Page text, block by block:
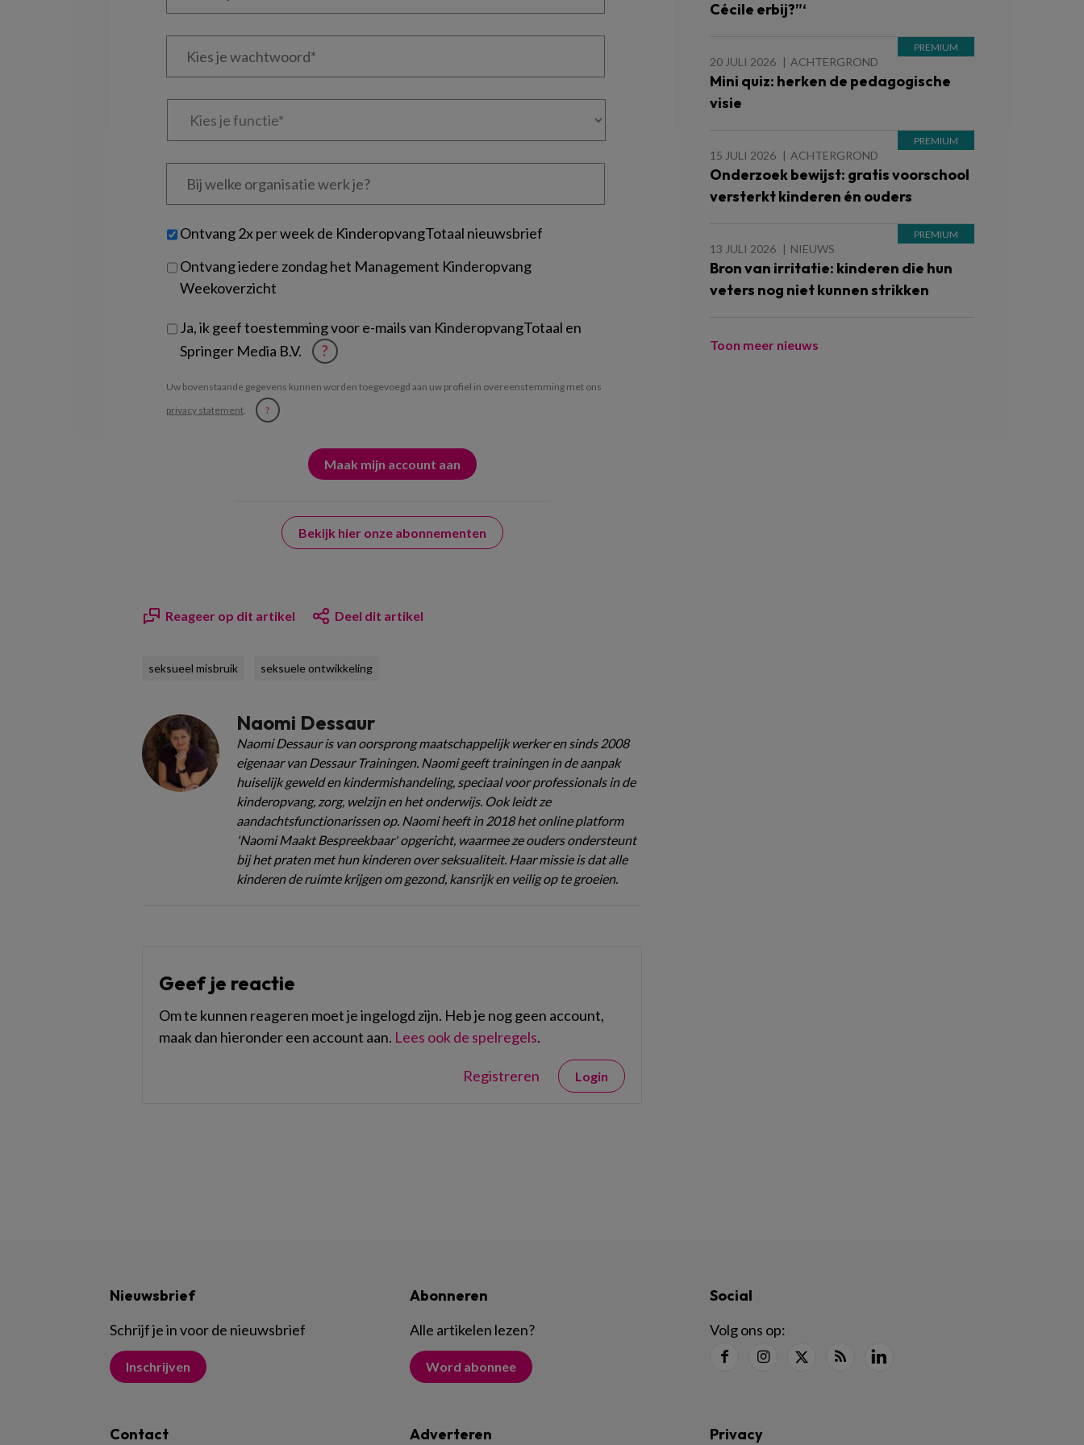
Kies
Kies
Bij
welke
je?
Untitled
Ontvang 2x per week de KinderopvangTotaal nieuwsbrief
Ontvang iedere zondag het Management Kinderopvang
Weekoverzicht
Ja, ik geef toestemming voor e-mails van KinderopvangTotaal en
Springer Media B.V.
?
Uw bovenstaande gegevens kunnen worden toegevoegd aan uw profiel in overeenstemming met ons
privacy statement. ?
Bekijk hier onze abonnementen
Reageer op dit artikel Deel dit artikel
seksueel misbruik seksuele ontwikkeling
Naomi Dessaur
Naomi Dessaur is van oorsprong maatschappelijk werker en sinds 2008
eigenaar van Dessaur Trainingen. Naomi geeft trainingen in de aanpak
huiselijk geweld en kindermishandeling, speciaal voor professionals in de
kinderopvang, zorg, welzijn en het onderwijs. Ook leidt ze
aandachtsfunctionarissen op. Naomi heeft in 2018 het online platform
'Naomi Maakt Bespreekbaar' opgericht, waarmee ze ouders ondersteunt
bij het praten met hun kinderen over seksualiteit. Haar missie is dat alle
kinderen de ruimte krijgen om gezond, kansrijk en veilig op te groeien.
Geef je reactie
Om te kunnen reageren moet je ingelogd zijn. Heb je nog geen account,
maak dan hieronder een account aan. Lees ook de spelregels.
Registreren Login
Cécile erbij?”‘
20 JULI 2026 ACHTERGROND
Mini quiz: herken de pedagogische
visie
15 JULI 2026 ACHTERGROND
Onderzoek bewijst: gratis voorschool
versterkt kinderen én ouders
13 JULI 2026 NIEUWS
Bron van irritatie: kinderen die hun
veters nog niet kunnen strikken
Toon meer nieuws
Nieuwsbrief
Schrijf je in voor de nieuwsbrief
Inschrijven
Abonneren
Alle artikelen lezen?
Word abonnee
Social
Volg ons op:
Contact Adverteren Privacy